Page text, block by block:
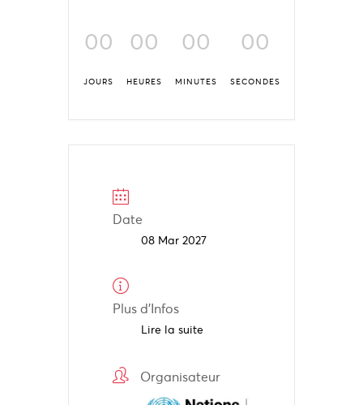
00
JOURS
00
HEURES
00
MINUTES
00
SECONDES
Date
08 Mar 2027
Plus d'Infos
Lire la suite
Organisateur